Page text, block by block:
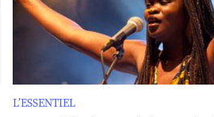
L’ESSENTIEL